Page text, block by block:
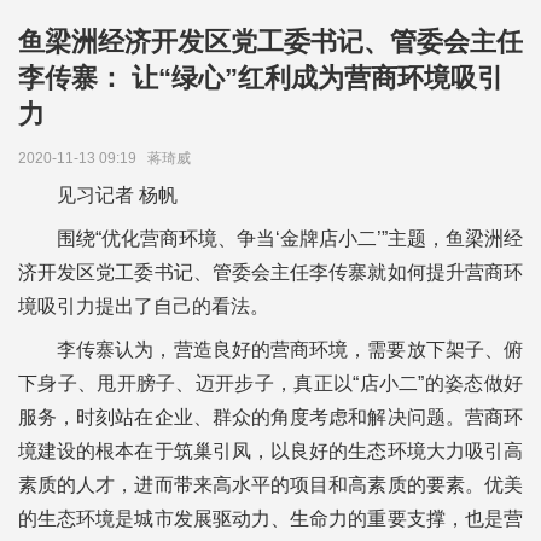
鱼梁洲经济开发区党工委书记、管委会主任
李传寨： 让“绿心”红利成为营商环境吸引
力
2020-11-13 09:19 蒋琦威
见习记者 杨帆
围绕“优化营商环境、争当‘金牌店小二’”主题，鱼梁洲经
济开发区党工委书记、管委会主任李传寨就如何提升营商环
境吸引力提出了自己的看法。
李传寨认为，营造良好的营商环境，需要放下架子、俯
下身子、甩开膀子、迈开步子，真正以“店小二”的姿态做好
服务，时刻站在企业、群众的角度考虑和解决问题。营商环
境建设的根本在于筑巢引凤，以良好的生态环境大力吸引高
素质的人才，进而带来高水平的项目和高素质的要素。优美
的生态环境是城市发展驱动力、生命力的重要支撑，也是营